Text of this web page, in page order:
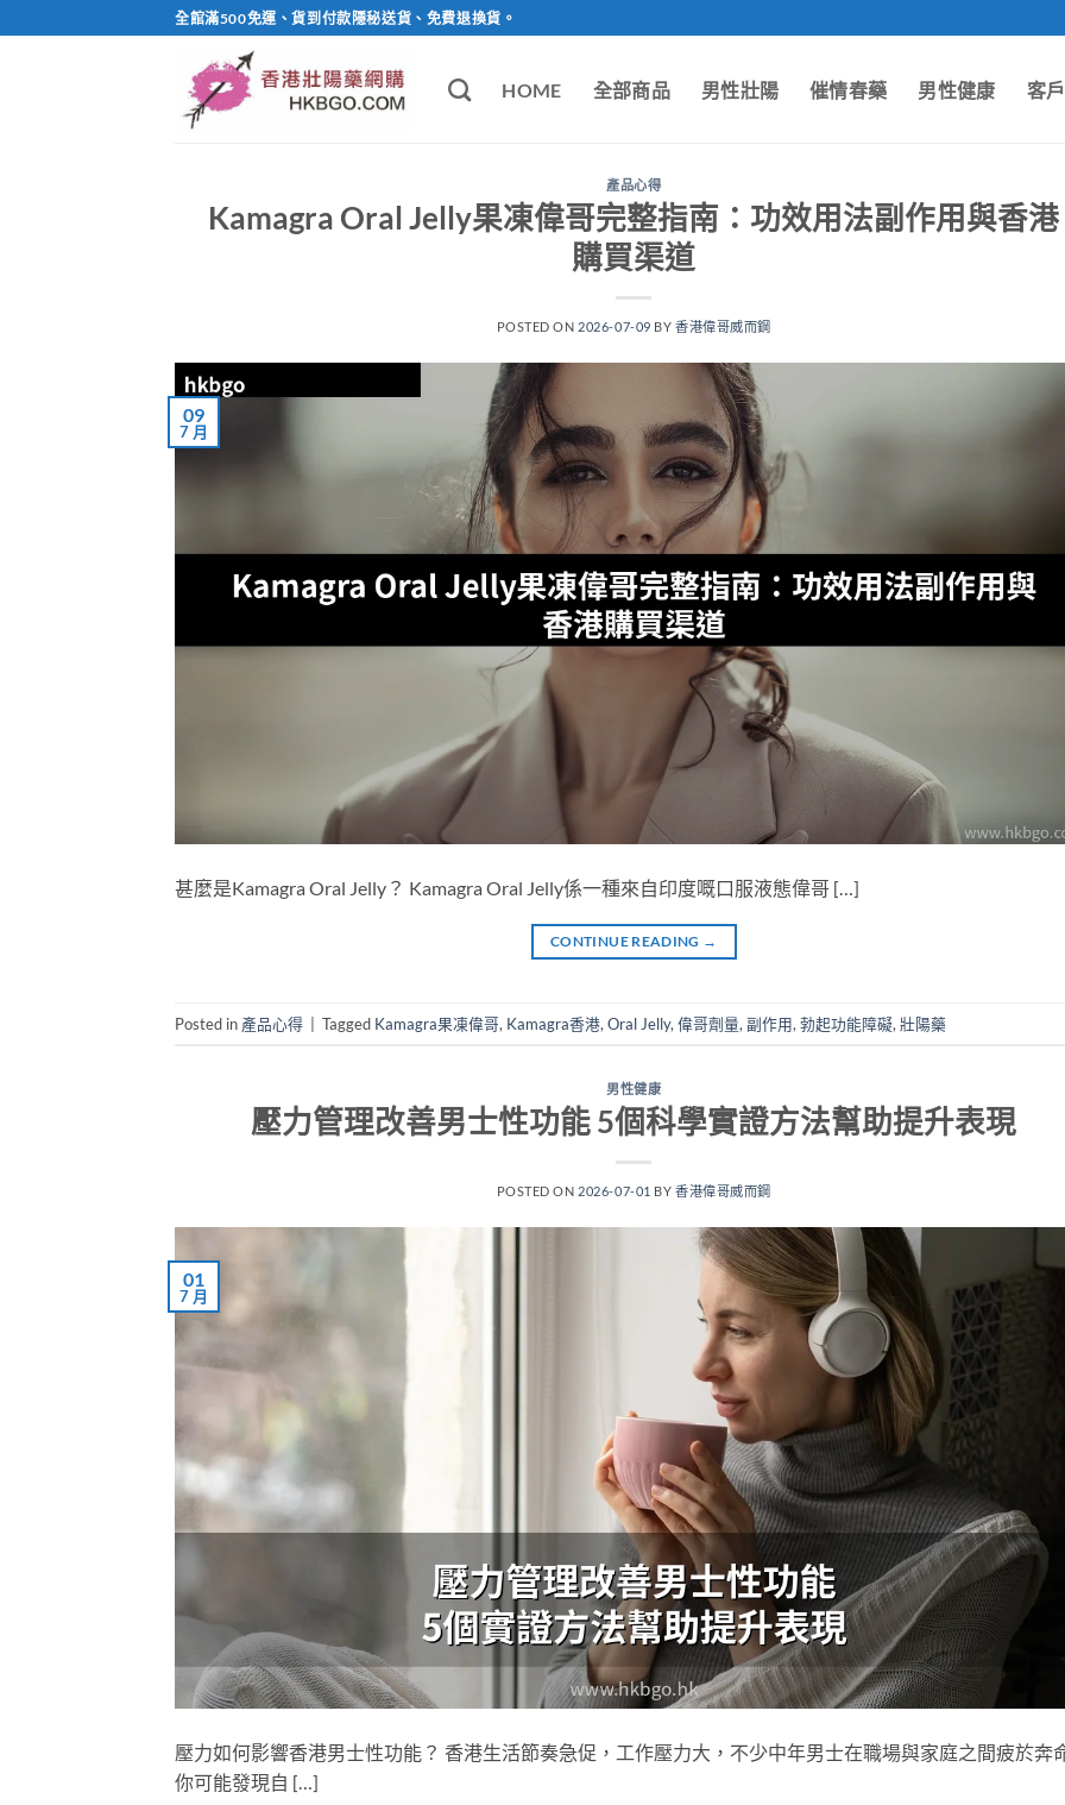
to
全館滿500免運、貨到付款隱秘送貨、免費退換貨。
HOME 全部商品 男性壯陽 催情春藥 男性健康 客
產品心得
Kamagra Oral Jelly果凍偉哥完整指南：功效用法副作用與香港
購買渠道
POSTED ON 2026-07-09 BY香港偉哥威而鋼
09
7 月
甚麼是Kamagra Oral Jelly？ Kamagra Oral Jelly係一種來自印度嘅口服液態偉哥 […]
CONTINUE READING →
Posted in 產品心得 | Tagged Kamagra果凍偉哥, Kamagra香港, Oral Jelly, 偉哥劑量, 副作用, 勃起功能障礙, 壯陽藥
男性健康
壓力管理改善男士性功能 5個科學實證方法幫助提升表現
POSTED ON 2026-07-01 BY香港偉哥威而鋼
01
7 月
壓力如何影響香港男士性功能？ 香港生活節奏急促，工作壓力大，不少中年男士在職場與家庭之間疲於奔
你可能發現自 […]